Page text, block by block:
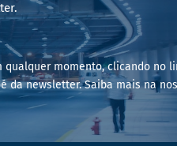
qualquer momento, clicando no
da newsletter. Saiba mais na